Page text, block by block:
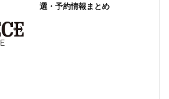
選・予約情報まとめ